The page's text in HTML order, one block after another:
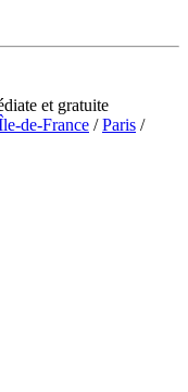
et gratuite
de-France /Paris /